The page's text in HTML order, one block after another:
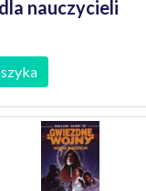
nauczycieli